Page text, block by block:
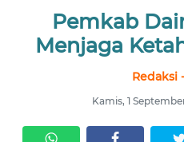
Pemkab
Menjaga
Redaksi
Kamis, 1
UTAMA
NUSANTARA